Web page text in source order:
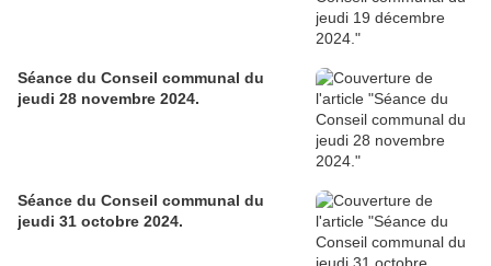
Séance du Conseil communal du
jeudi 28 novembre 2024.
Séance du Conseil communal du
jeudi 31 octobre 2024.